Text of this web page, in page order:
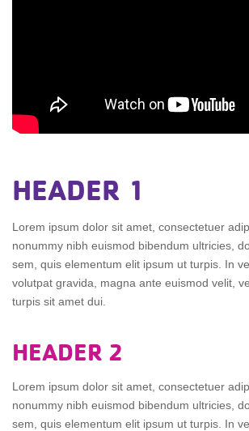
HEADER 1
Lorem ipsum dolor sit amet, consectetuer
nonummy nibh euismod bibendum ultricies,
sem, quis elementum elit ipsum ut turpis. In
volutpat gravida, magna ante euismod velit,
turpis sit amet dui.
HEADER 2
Lorem ipsum dolor sit amet, consectetuer
nonummy nibh euismod bibendum ultricies,
sem, quis elementum elit ipsum ut turpis. In